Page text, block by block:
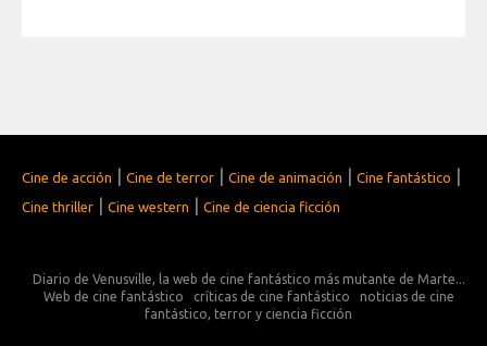
Cine de acción Cine de terror Cine de animación Cine fantástico
Cine thriller Cine western Cine de ciencia ficción
Diario de Venusville, la web de cine fantástico más mutante de Marte...
Web de cine fantástico
críticas de cine fantástico
noticias de cine
fantástico, terror y ciencia ficción